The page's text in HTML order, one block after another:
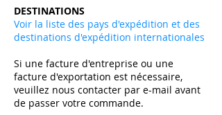
DESTINATIONS
Voir la liste des pays d'expédition et des
destinations d'expédition internationales
Si une facture d'entreprise ou une
facture d'exportation est nécessaire,
veuillez nous contacter par e-mail avant
de passer votre commande.